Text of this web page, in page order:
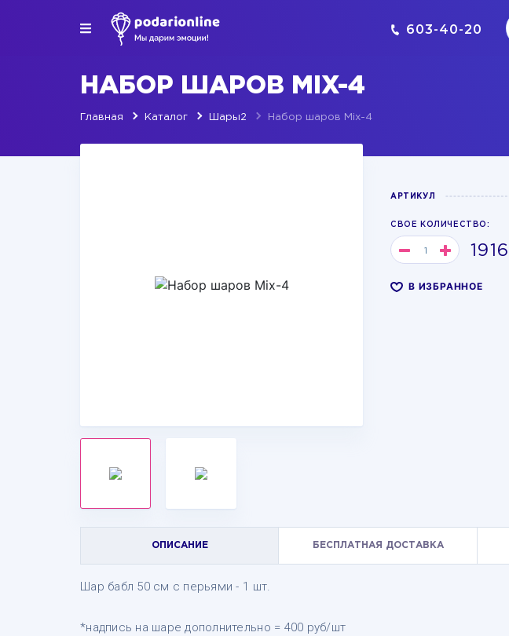
603-40-20
НАБОР ШАРОВ MIX-4
Главная Каталог Шары2 Набор шаров Mix-4
АРТИКУЛ
СВОЕ КОЛИЧЕСТВО:
1916
В ИЗБРАННОЕ
ОПИСАНИЕ БЕСПЛАТНАЯ ДОСТАВКА
Шар бабл 50 см с перьями - 1 шт.
*надпись на шаре дополнительно = 400 руб/шт